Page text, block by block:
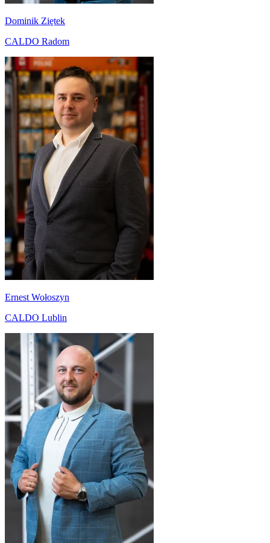
Dominik Ziętek
CALDO Radom
Ernest Wołoszyn
CALDO Lublin